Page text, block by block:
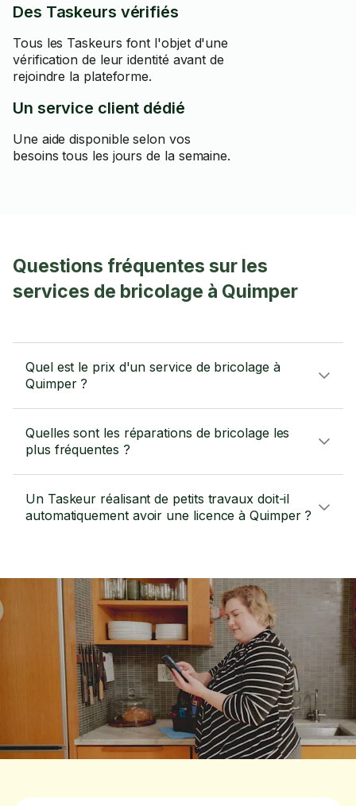
Des Taskeurs vérifiés
Tous les Taskeurs font l'objet d'une
vérification de leur identité avant de
rejoindre la plateforme.
Un service client dédié
Une aide disponible selon vos
besoins tous les jours de la semaine.
Questions fréquentes sur les
services de bricolage à Quimper
Quel est le prix d'un service de bricolage à
Quimper ?
Quelles sont les réparations de bricolage les
plus fréquentes ?
Un Taskeur réalisant de petits travaux doit-il
automatiquement avoir une licence à Quimper ?